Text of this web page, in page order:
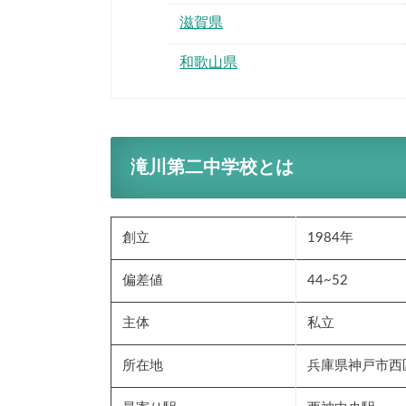
滋賀県
和歌山県
滝川第二中学校とは
創立 1984年
偏差値 44~52
主体 私立
所在地 兵庫県神戸市